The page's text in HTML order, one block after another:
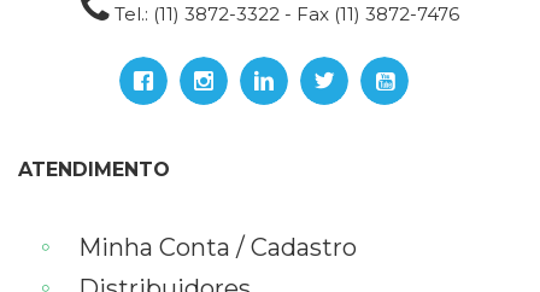
Tel.: (11) 3872-3322 - Fax (11) 3872-7476
ATENDIMENTO
Minha Conta / Cadastro